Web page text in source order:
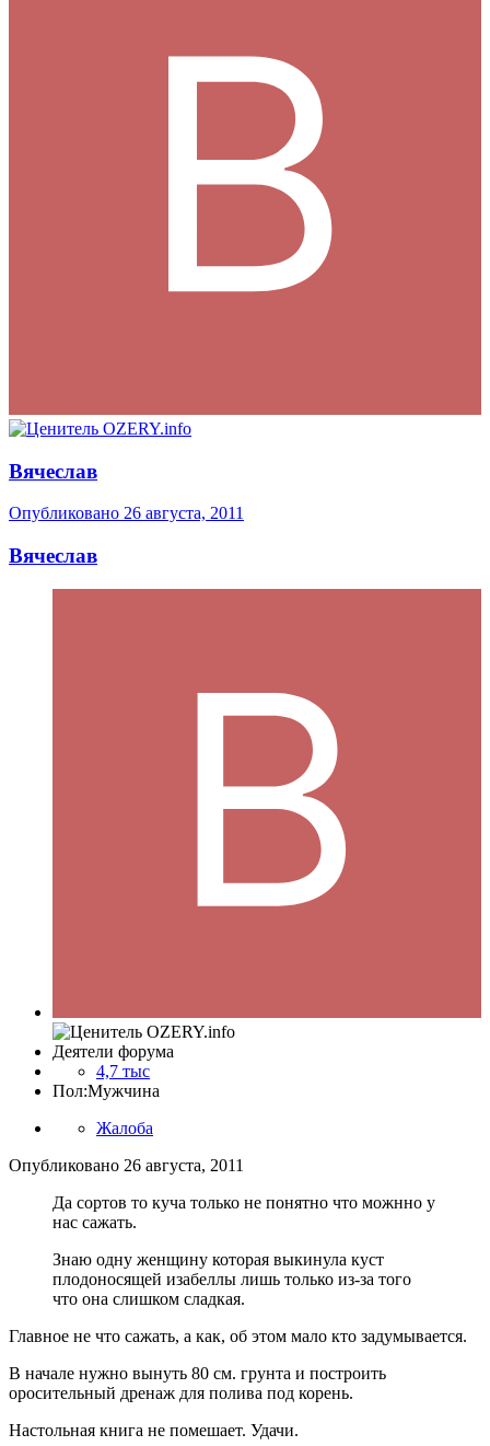
Вячеслав
Опубликовано 26 августа, 2011
Вячеслав
Деятели форума
4,7 тыс
Пол:Мужчина
Жалоба
Опубликовано 26 августа, 2011
Да сортов то куча только не понятно что можнно у
нас сажать.
Знаю одну женщину которая выкинула куст
плодоносящей изабеллы лишь только из-за того
что она слишком сладкая.
Главное не что сажать, а как, об этом мало кто задумывается.
В начале нужно вынуть 80 см. грунта и построить
оросительный дренаж для полива под корень.
Настольная книга не помешает. Удачи.